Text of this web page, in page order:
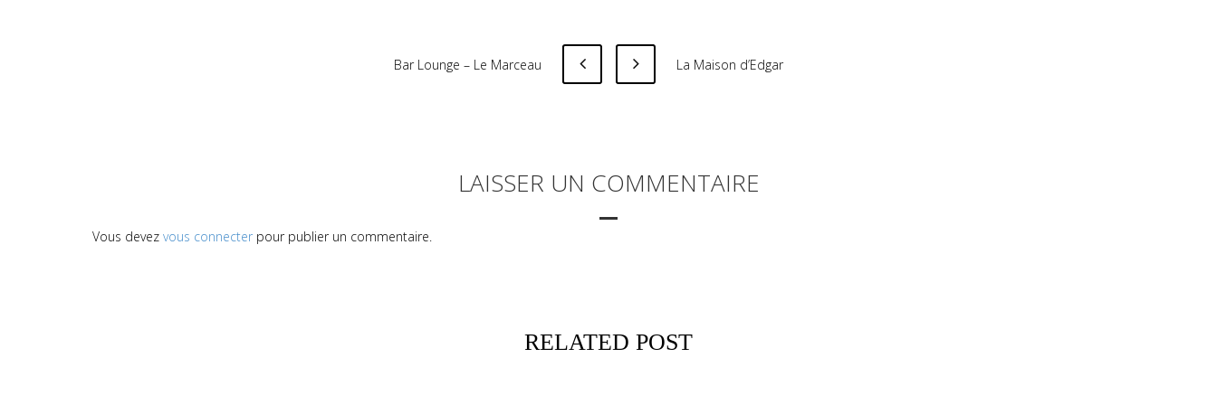
Bar Lounge – Le Marceau La Maison d’Edgar
LAISSER UN COMMENTAIRE
Vous devez vous connecter pour publier un commentaire.
RELATED POST